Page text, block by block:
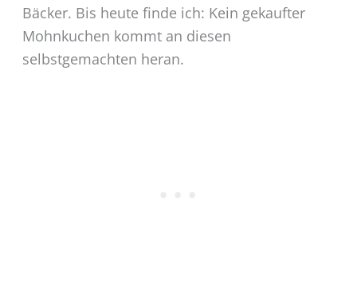
Bäcker. Bis heute finde ich: Kein gekaufter
Mohnkuchen kommt an diesen
selbstgemachten heran.